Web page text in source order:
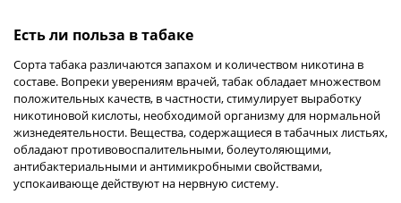
Есть ли польза в табаке
Сорта табака различаются запахом и количеством никотина в
составе. Вопреки уверениям врачей, табак обладает множеством
положительных качеств, в частности, стимулирует выработку
никотиновой кислоты, необходимой организму для нормальной
жизнедеятельности. Вещества, содержащиеся в табачных листьях,
обладают противовоспалительными, болеутоляющими,
антибактериальными и антимикробными свойствами,
успокаивающе действуют на нервную систему.